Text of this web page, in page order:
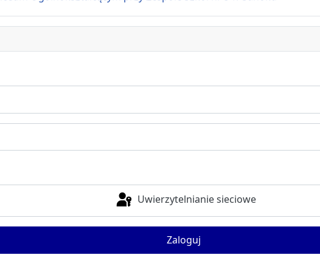
Uwierzytelnianie sieciowe
Zaloguj